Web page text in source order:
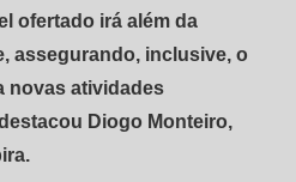
ofertado irá além da
assegurando, inclusive, o
novas atividades
Diogo Monteiro,